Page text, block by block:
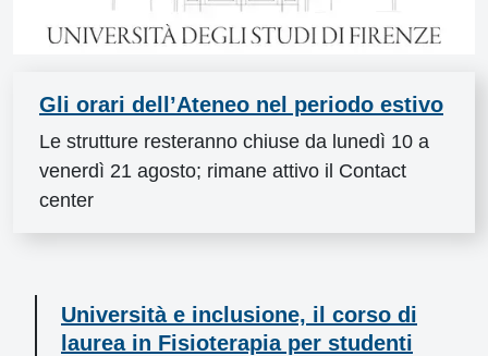
Gli orari dell’Ateneo nel periodo estivo
Le strutture resteranno chiuse da lunedì 10 a
venerdì 21 agosto; rimane attivo il Contact
center
Università e inclusione, il corso di
laurea in Fisioterapia per studenti